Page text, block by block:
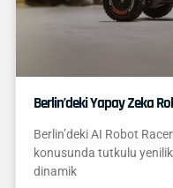
Berlin’deki Yapay Zeka
Berlin’deki AI Robot
konusunda tutkulu
dinamik